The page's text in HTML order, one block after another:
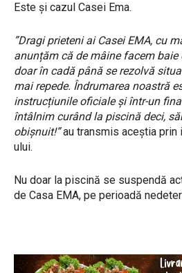
Este și cazul Casei Ema.
”Dragi prieteni ai Casei EMA, cu
anunțăm că de mâine facem
doar în cadă până se rezolvă
mai repede. Îndrumarea noastră
instrucțiunile oficiale și într-un
întâlnim curând la piscină deci,
obișnuit!”au transmis aceștia prin
ului.
Nu doar la piscină se suspendă
de Casa EMA, pe perioadă